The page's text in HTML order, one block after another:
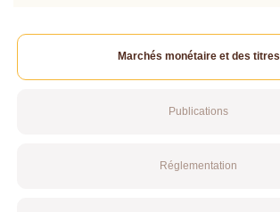
Marchés monétaire et des titres
Publications
Réglementation